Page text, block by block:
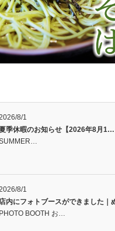
8/1
季休暇のお知らせ【2026年8月1…
8/1
店内にフォトブースができました｜
PHOTO BOOTH お…